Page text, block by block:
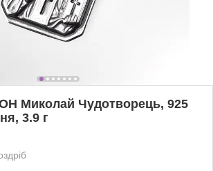
Миколай Чудотворець, 925
3.9 г